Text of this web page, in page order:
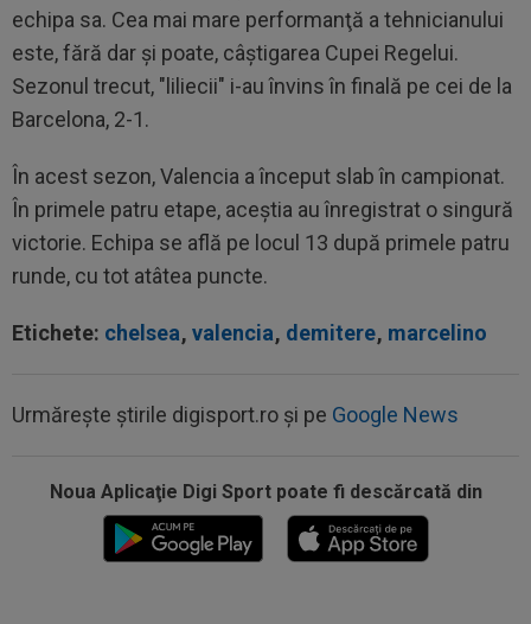
echipa sa. Cea mai mare performanţă a tehnicianului
este, fără dar şi poate, câştigarea Cupei Regelui.
Sezonul trecut, "liliecii" i-au învins în finală pe cei de la
Barcelona, 2-1.
În acest sezon, Valencia a început slab în campionat.
În primele patru etape, aceştia au înregistrat o singură
victorie. Echipa se află pe locul 13 după primele patru
runde, cu tot atâtea puncte.
Etichete: chelsea, valencia, demitere, marcelino
Urmărește știrile digisport.ro și pe Google News
Noua Aplicaţie Digi Sport poate fi descărcată din
23:04
A fost ”bărbat”, dar doar 45 de minute! OUT la
pauza meciului Sepsi - FCSB
EXCLUSIV
Verdict dur la pauza meciului